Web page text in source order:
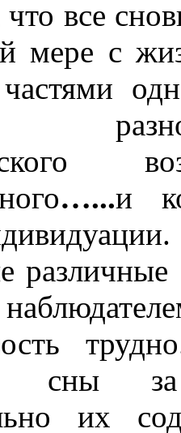
все
мере с
…...и
сны
их